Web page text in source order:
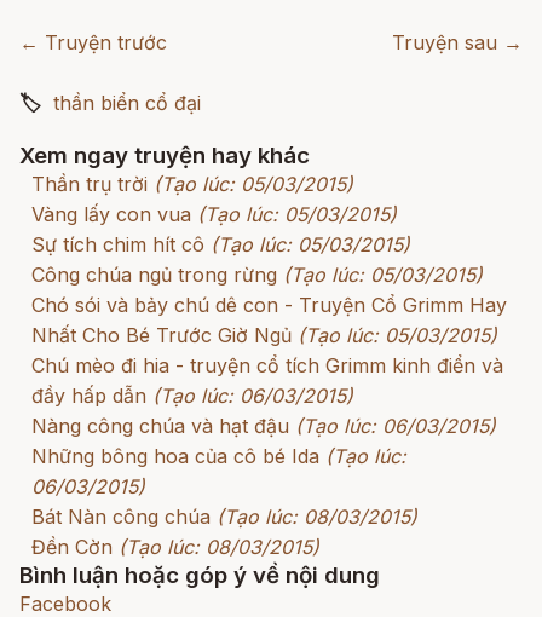
← Truyện trước Truyện sau →
🏷 thần biển cổ đại
Xem ngay truyện hay khác
Thần trụ trời (Tạo lúc: 05/03/2015)
Vàng lấy con vua (Tạo lúc: 05/03/2015)
Sự tích chim hít cô (Tạo lúc: 05/03/2015)
Công chúa ngủ trong rừng (Tạo lúc: 05/03/2015)
Chó sói và bảy chú dê con - Truyện Cổ Grimm Hay
Nhất Cho Bé Trước Giờ Ngủ (Tạo lúc: 05/03/2015)
Chú mèo đi hia - truyện cổ tích Grimm kinh điển và
đầy hấp dẫn (Tạo lúc: 06/03/2015)
Nàng công chúa và hạt đậu (Tạo lúc: 06/03/2015)
Những bông hoa của cô bé Ida (Tạo lúc:
06/03/2015)
Bát Nàn công chúa (Tạo lúc: 08/03/2015)
Đền Cờn (Tạo lúc: 08/03/2015)
Bình luận hoặc góp ý về nội dung
Facebook